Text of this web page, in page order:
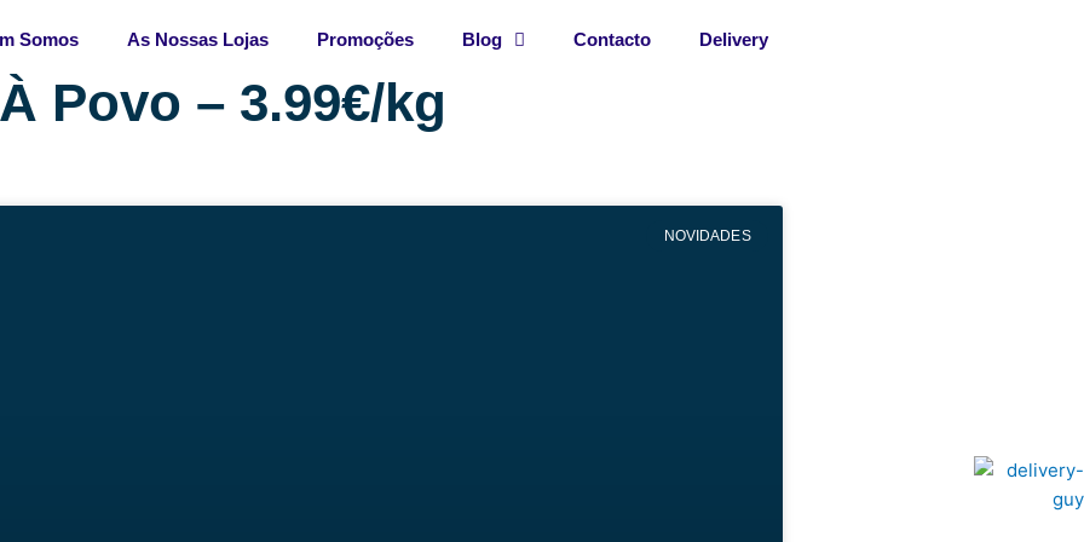
Somos As Nossas Lojas Promoções Blog Contacto Delivery
Povo – 3.99€/kg
NOVIDADES